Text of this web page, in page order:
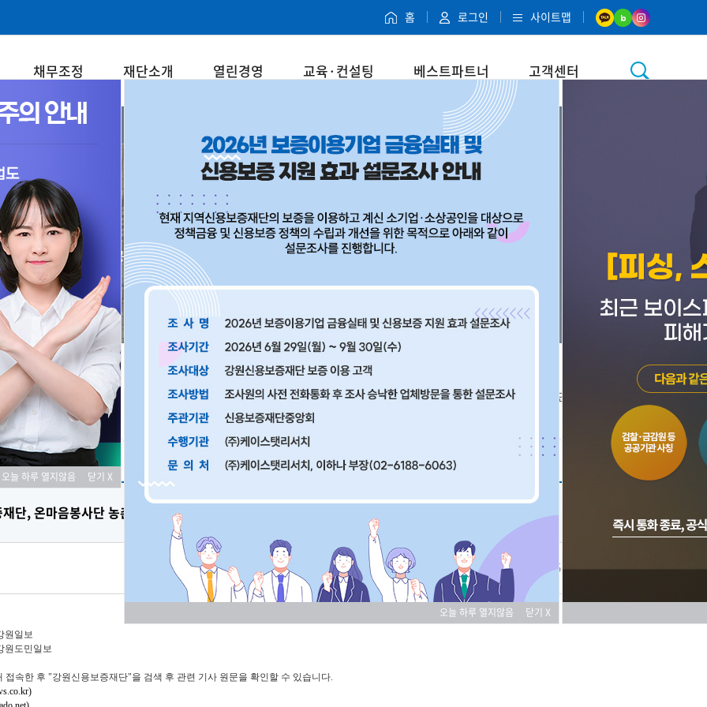
홈 로그인 사이트맵
채무조정 재단소개 열린경영 교육·컨설팅 베스트파트너 고객센터
재단소개
중소기업과 소상공인의 든든한 동반자! 강원신용보증재단
재단소개 보도자료
단, 온마음봉사단 농촌 일손돕기 봉사활동
2026-05-13 조회382
원일보
원도민일보
접속한 후 "강원신용보증재단"을 검색 후 관련 기사 원문을 확인할 수 있습니다.
오늘 하루 열지않음 닫기 X
오늘 하루 열지않음 닫기 X